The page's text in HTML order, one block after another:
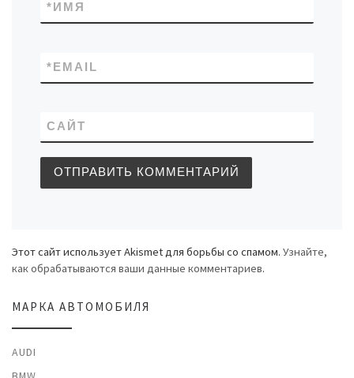
ИМЯ
*
EMAIL
*
САЙТ
Этот сайт использует Akismet для борьбы со спамом. Узнайте,
как обрабатываются ваши данные комментариев.
МАРКА АВТОМОБИЛЯ
AUDI